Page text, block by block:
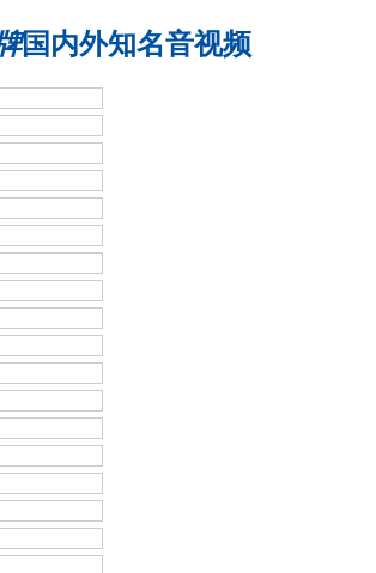
国内外知名音视频